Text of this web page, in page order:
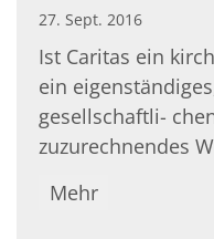
27. Sept. 2016
Ist Caritas ein
ein
gesellschaftli-
zuzurechnendes
Mehr